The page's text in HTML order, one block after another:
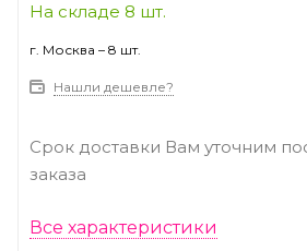
На складе 8 шт.
г. Москва – 8 шт.
Нашли дешевле?
Срок доставки Вам уточним
заказа
Все характеристики